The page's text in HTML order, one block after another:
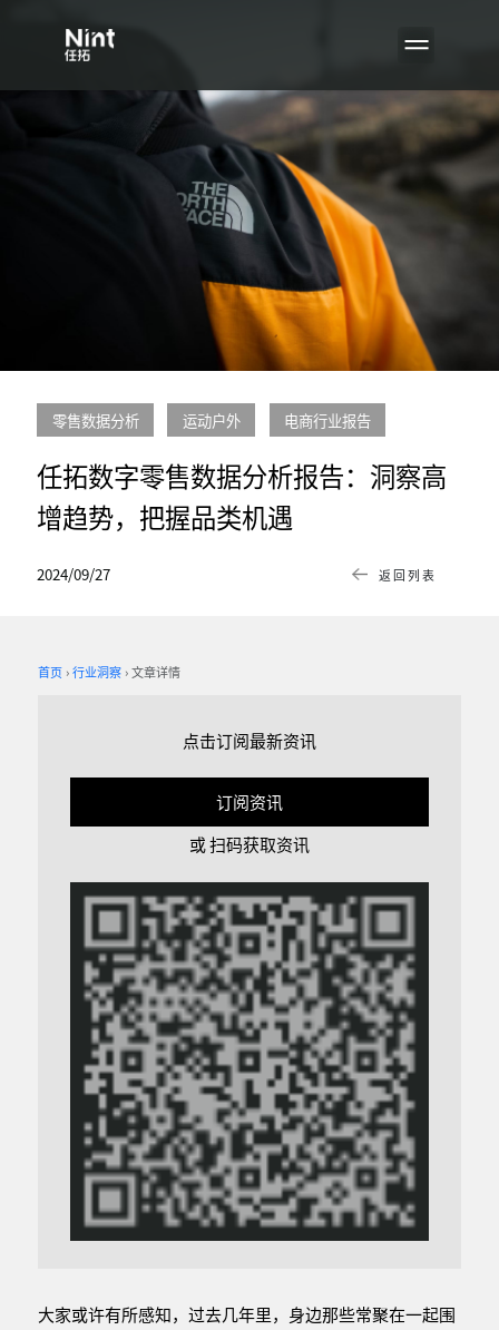
返回列表
2024/09/27
任拓数字零售数据分析报告：洞察高
增趋势，把握品类机遇
零售数据分析 运动户外 电商行业报告
首页 行业洞察 文章详情
点击订阅最新资讯
订阅资讯
或 扫码获取资讯
大家或许有所感知，过去几年里，身边那些常聚在一起围